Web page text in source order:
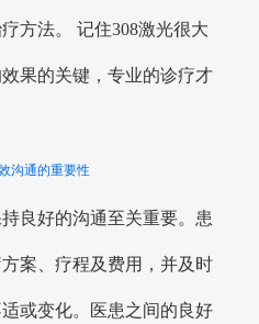
方法。 记住308激光很大
果的关键，专业的诊疗才
沟通的重要性
良好的沟通至关重要。患
案、疗程及费用，并及时
或变化。医患之间的良好